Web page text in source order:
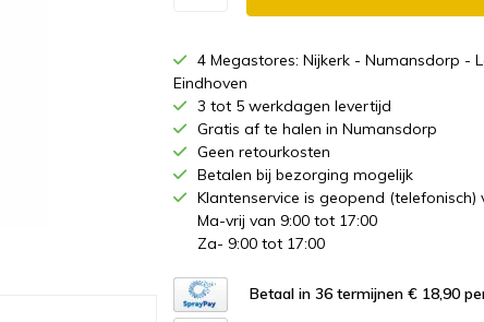
4 Megastores: Nijkerk - Numansdorp -
Eindhoven
3 tot 5 werkdagen levertijd
Gratis af te halen in Numansdorp
Geen retourkosten
Betalen bij bezorging mogelijk
Klantenservice is geopend (telefonisch)
Ma-vrij van 9:00 tot 17:00
Za- 9:00 tot 17:00
Betaal in 36 termijnen € 18,90